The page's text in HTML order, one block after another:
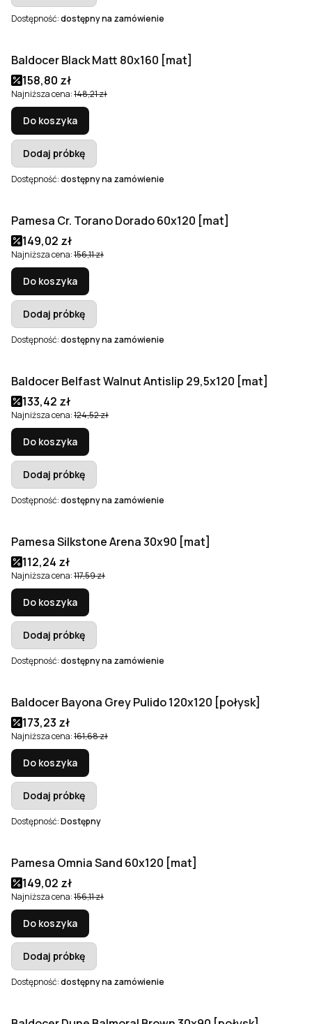
Dostępność:dostępny na zamówienie
Okazja
Bestseller
Baldocer Black Matt 80x160 [mat]
Cena promocyjna
158,80 zł
Najniższa cena:148,21 zł
Do koszyka
Dodaj próbkę
Dostępność:dostępny na zamówienie
Okazja
Bestseller
Pamesa Cr. Torano Dorado 60x120 [mat]
Cena promocyjna
149,02 zł
Najniższa cena:156,11 zł
Do koszyka
Dodaj próbkę
Dostępność:dostępny na zamówienie
Okazja
Baldocer Belfast Walnut Antislip 29,5x120 [mat]
Cena promocyjna
133,42 zł
Najniższa cena:124,52 zł
Do koszyka
Dodaj próbkę
Dostępność:dostępny na zamówienie
Okazja
Pamesa Silkstone Arena 30x90 [mat]
Cena promocyjna
112,24 zł
Najniższa cena:117,59 zł
Do koszyka
Dodaj próbkę
Dostępność:dostępny na zamówienie
Okazja
Baldocer Bayona Grey Pulido 120x120 [połysk]
Cena promocyjna
173,23 zł
Najniższa cena:161,68 zł
Do koszyka
Dodaj próbkę
Dostępność:Dostępny
Okazja
Pamesa Omnia Sand 60x120 [mat]
Cena promocyjna
149,02 zł
Najniższa cena:156,11 zł
Do koszyka
Dodaj próbkę
Dostępność:dostępny na zamówienie